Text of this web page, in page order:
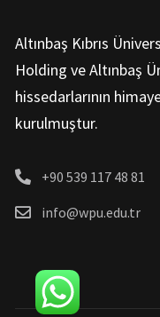
Altınbaş Kıbrıs
Holding ve Altınbaş
hissedarlarının
kurulmuştur.
+90 539 117 48 81
info@wpu.edu.tr